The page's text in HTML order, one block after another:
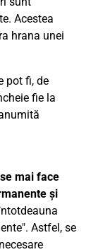
Acestea
hrana unei
pot fi, de
fie la
mai face
și
Astfel, se